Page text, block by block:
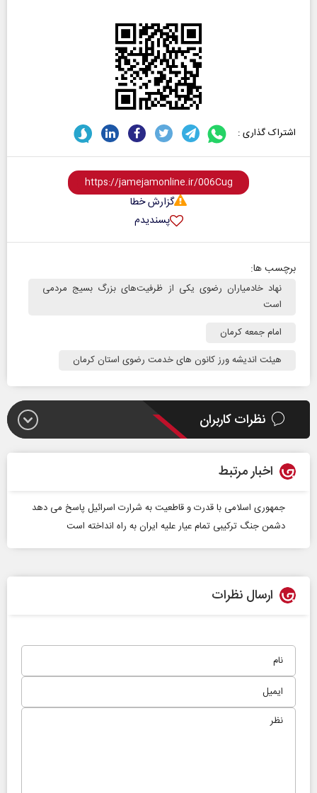
اشتراک گذاری :
گزارش خطا
پسندیدم
برچسب ها:
نهاد خادمیاران رضوی یکی از ظرفیت‌های بزرگ بسیج مردمی
است
امام جمعه کرمان
هیئت اندیشه ورز کانون های خدمت رضوی استان کرمان
نظرات کاربران
اخبار مرتبط
جمهوری اسلامی با قدرت و قاطعیت به شرارت اسرائیل پاسخ می دهد
دشمن جنگ ترکیبی تمام عیار علیه ایران به راه انداخته است
ارسال نظرات